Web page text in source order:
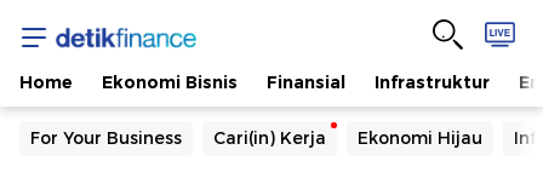
Home Ekonomi Bisnis Finansial Infrastruktur
For Your Business Cari(in) Kerja Ekonomi Hijau